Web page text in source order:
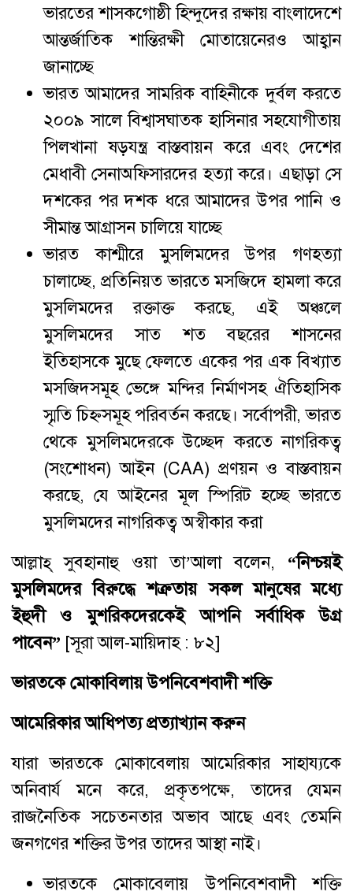
ভারতের শাসকগোষ্ঠী হিন্দুদের রক্ষায় বাংলাদেশে
আন্তর্জাতিক শান্তিরক্ষী মোতায়েনেরও আহ্বান
জানাচ্ছে
ভারত আমাদের সামরিক বাহিনীকে দুর্বল করতে
২০০৯ সালে বিশ্বাসঘাতক হাসিনার সহযোগীতায়
পিলখানা ষড়যন্ত্র বাস্তবায়ন করে এবং দেশের
মেধাবী সেনাঅফিসারদের হত্যা করে। এছাড়া সে
দশকের পর দশক ধরে আমাদের উপর পানি ও
সীমান্ত আগ্রাসন চালিয়ে যাচ্ছে
ভারত কাশ্মীরে মুসলিমদের উপর গণহত্যা
চালাচ্ছে, প্রতিনিয়ত ভারতে মসজিদে হামলা করে
মুসলিমদের রক্তাক্ত করছে, এই অঞ্চলে
মুসলিমদের সাত শত বছরের শাসনের
ইতিহাসকে মুছে ফেলতে একের পর এক বিখ্যাত
মসজিদসমূহ ভেঙ্গে মন্দির নির্মাণসহ ঐতিহাসিক
স্মৃতি চিহ্নসমূহ পরিবর্তন করছে। সর্বোপরী, ভারত
থেকে মুসলিমদেরকে উচ্ছেদ করতে নাগরিকত্ব
(সংশোধন) আইন (CAA) প্রণয়ন ও বাস্তবায়ন
করছে, যে আইনের মূল স্পিরিট হচ্ছে ভারতে
মুসলিমদের নাগরিকত্ব অস্বীকার করা
আল্লাহ্ সুবহানাহু ওয়া তা’আলা বলেন, “নিশ্চয়ই
মুসলিমদের বিরুদ্ধে শত্রুতায় সকল মানুষের মধ্যে
ইহুদী ও মুশরিকদেরকেই আপনি সর্বাধিক উগ্র
পাবেন” [সূরা আল-মায়িদাহ : ৮২]
ভারতকে মোকাবিলায় উপনিবেশবাদী শক্তি
আমেরিকার আধিপত্য প্রত্যাখ্যান করুন
যারা ভারতকে মোকাবেলায় আমেরিকার সাহায্যকে
অনিবার্য মনে করে, প্রকৃতপক্ষে, তাদের যেমন
রাজনৈতিক সচেতনতার অভাব আছে এবং তেমনি
জনগণের শক্তির উপর তাদের আস্থা নাই।
ভারতকে মোকাবেলায় উপনিবেশবাদী শক্তি